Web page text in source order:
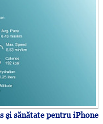
şi sănătate pentru iPhone